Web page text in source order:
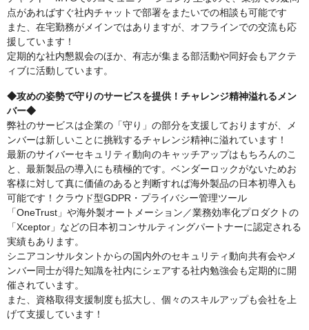
点があればすぐ社内チャットで部署をまたいでの相談も可能です
また、在宅勤務がメインではありますが、オフラインでの交流も応
援しています！
定期的な社内懇親会のほか、有志が集まる部活動や同好会もアクテ
ィブに活動しています。
◆攻めの姿勢で守りのサービスを提供！チャレンジ精神溢れるメン
バー◆
弊社のサービスは企業の「守り」の部分を支援しておりますが、メ
ンバーは新しいことに挑戦するチャレンジ精神に溢れています！
最新のサイバーセキュリティ動向のキャッチアップはもちろんのこ
と、最新製品の導入にも積極的です。ベンダーロックがないためお
客様に対して真に価値のあると判断すれば海外製品の日本初導入も
可能です！クラウド型GDPR・プライバシー管理ツール
「OneTrust」や海外製オートメーション／業務効率化プロダクトの
「Xceptor」などの日本初コンサルティングパートナーに認定される
実績もあります。
シニアコンサルタントからの国内外のセキュリティ動向共有会やメ
ンバー同士が得た知識を社内にシェアする社内勉強会も定期的に開
催されています。
また、資格取得支援制度も拡大し、個々のスキルアップも会社を上
げて支援しています！